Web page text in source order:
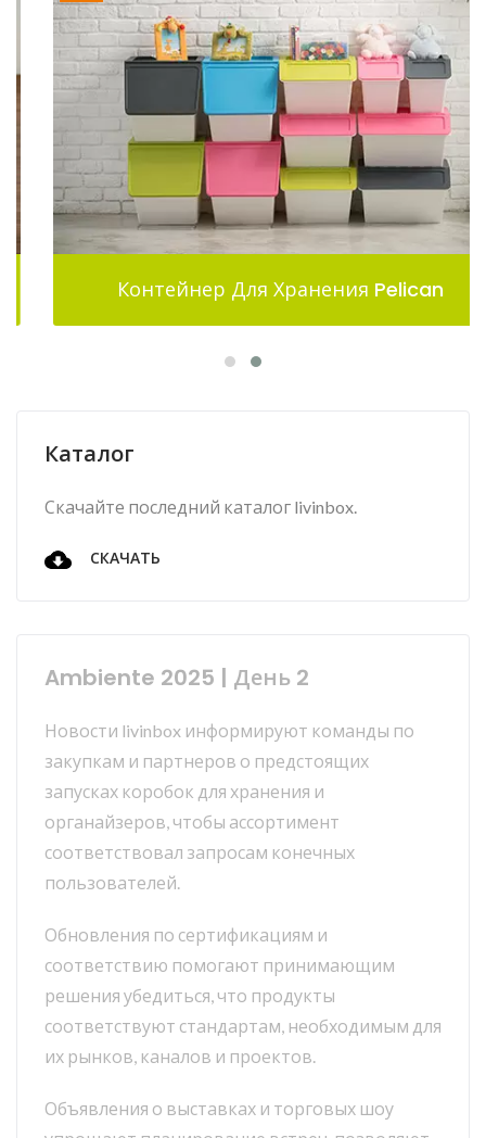
Контейнер Для Хранения Pelican
Каталог
Скачайте последний каталог livinbox.
СКАЧАТЬ
Ambiente 2025 | День 2
Новости livinbox информируют команды по
закупкам и партнеров о предстоящих
запусках коробок для хранения и
органайзеров, чтобы ассортимент
соответствовал запросам конечных
пользователей.
Обновления по сертификациям и
соответствию помогают принимающим
решения убедиться, что продукты
соответствуют стандартам, необходимым для
их рынков, каналов и проектов.
Объявления о выставках и торговых шоу